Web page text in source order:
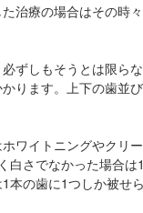
治療の場合はその時
ずしもそうとは限ら
ります。上下の歯並
ワイトニングやクリ
白さでなかった場合
の歯に1つしか被せ